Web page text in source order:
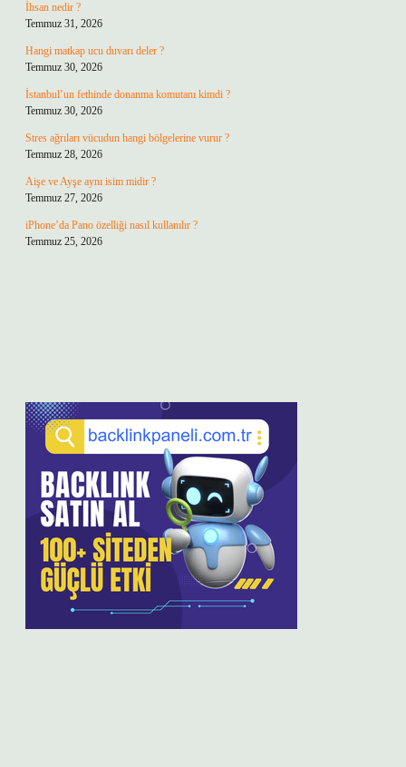
İhsan nedir ?
Temmuz 31, 2026
Hangi matkap ucu duvarı deler ?
Temmuz 30, 2026
İstanbul’un fethinde donanma komutanı kimdi ?
Temmuz 30, 2026
Stres ağrıları vücudun hangi bölgelerine vurur ?
Temmuz 28, 2026
Aişe ve Ayşe aynı isim midir ?
Temmuz 27, 2026
iPhone’da Pano özelliği nasıl kullanılır ?
Temmuz 25, 2026